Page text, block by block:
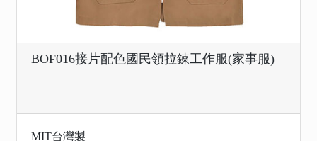
BOF016接片配色國民領拉鍊工作服(家事服)
MIT台灣製